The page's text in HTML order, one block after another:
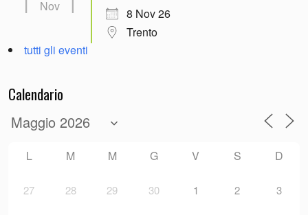
Nov
8 Nov 26
Trento
tutti gli eventi
Calendario
L M M G V S D
27 28 29 30 1 2 3